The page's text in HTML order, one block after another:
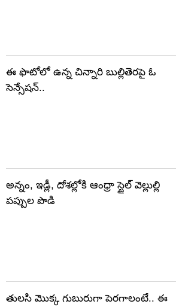
ఈ ఫొటోలో ఉన్న చిన్నారి బుల్లితెరపై ఓ
సెన్సేషన్..
అన్నం, ఇడ్లీ, దోశల్లోకి ఆంధ్రా స్టైల్ వెల్లుల్లి
పప్పుల పొడి
తులసి మొక్క గుబురుగా పెరగాలంటే.. ఈ